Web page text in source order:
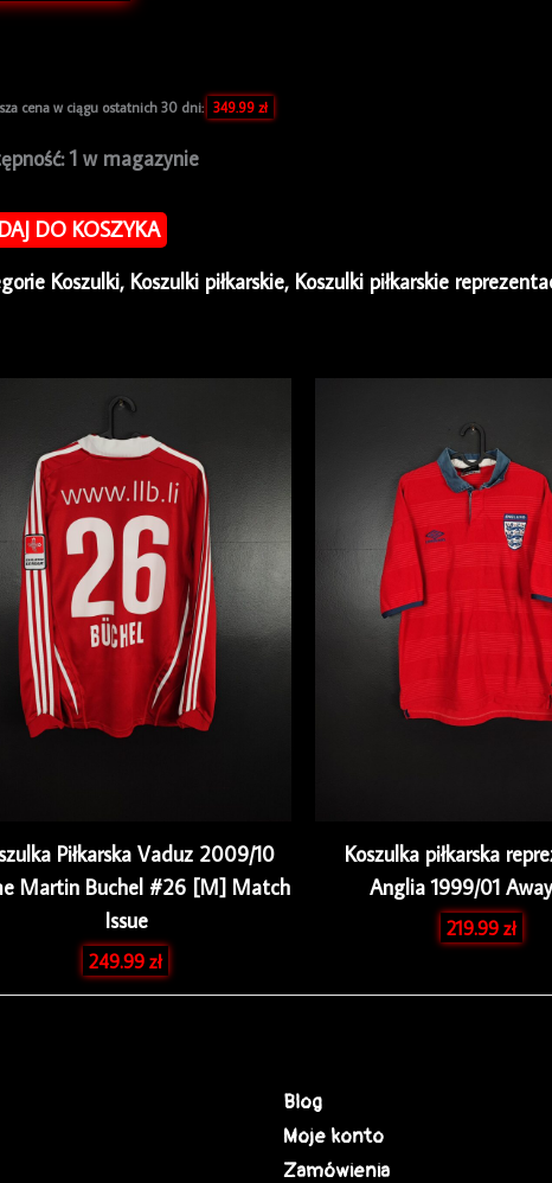
cena w ciągu ostatnich 30 dni: 349.99 zł
1 w magazynie
DO KOSZYKA
Koszulki, Koszulki piłkarskie, Koszulki piłkarskie
Piłkarska Vaduz 2009/10
Martin Buchel #26 [M] Match
Issue
249.99zł
Koszulka piłkarska
Anglia 1999/01
219.99zł
Blog
Moje konto
Zamówienia